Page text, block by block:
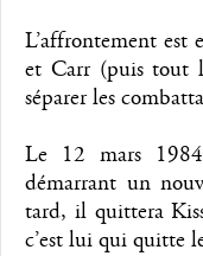
L’affrontement
et Carr (puis tout
séparer les
Le 12 mars
démarrant un
tard, il quittera
c’est lui qui quitte